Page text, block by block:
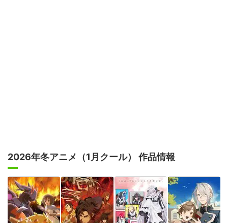
2026年冬アニメ（1月クール） 作品情報